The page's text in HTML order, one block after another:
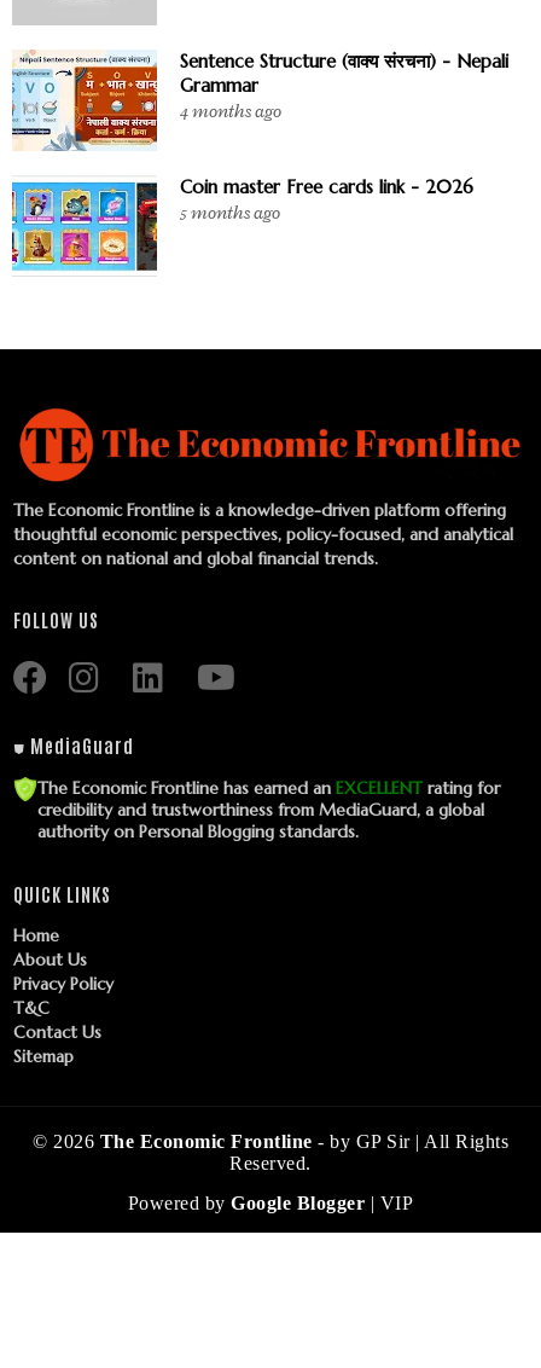
Sentence Structure (वाक्य संरचना) - Nepali
Grammar
4 months ago
Coin master Free cards link - 2026
5 months ago
The Economic Frontline is a knowledge-driven platform offering
thoughtful economic perspectives, policy-focused, and analytical
content on national and global financial trends.
FOLLOW US
⛊ MediaGuard
The Economic Frontline has earned an EXCELLENT rating for
credibility and trustworthiness from MediaGuard, a global
authority on Personal Blogging standards.
QUICK LINKS
Home
About Us
Privacy Policy
T&C
Contact Us
Sitemap
© 2026 The Economic Frontline - by GP Sir | All Rights
Reserved.
Powered byGoogle Blogger | VIP